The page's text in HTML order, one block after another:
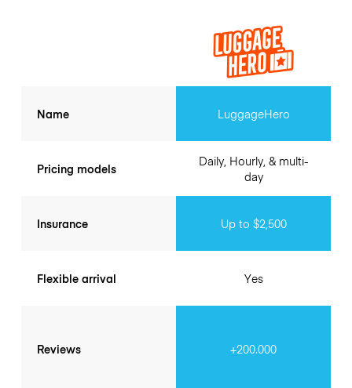
Name
Pricing models
Insurance
Flexible arrival
Reviews
LuggageHero
Daily, Hourly, & multi-
day
Up to $2,500
Yes
+200.000